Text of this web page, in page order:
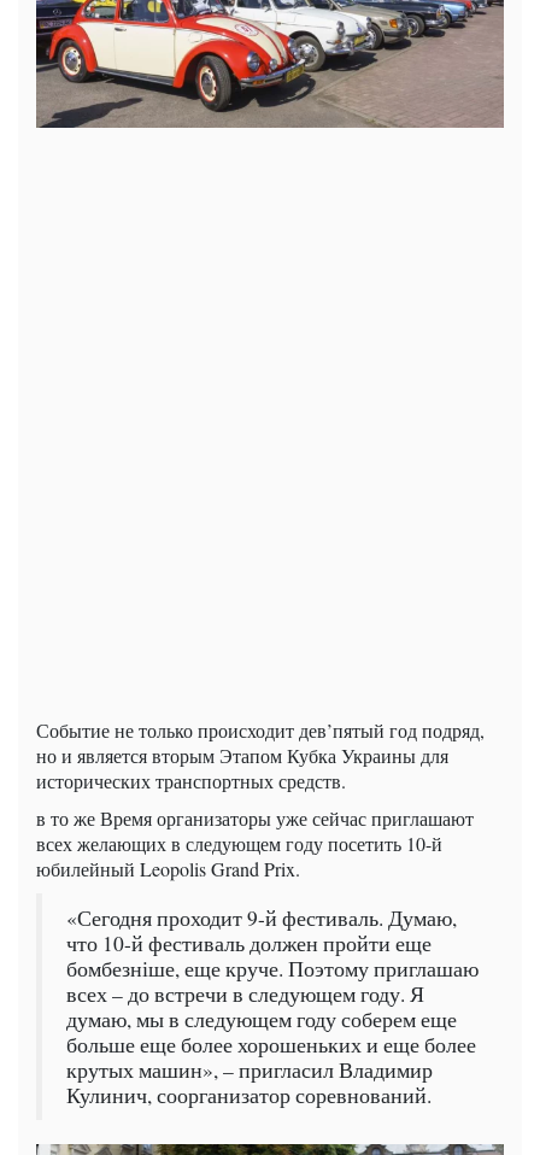
Событие не только происходит дев’пятый год подряд,
но и является вторым Этапом Кубка Украины для
исторических транспортных средств.
в то же Время организаторы уже сейчас приглашают
всех желающих в следующем году посетить 10-й
юбилейный Leopolis Grand Prix.
«Сегодня проходит 9-й фестиваль. Думаю,
что 10-й фестиваль должен пройти еще
бомбезніше, еще круче. Поэтому приглашаю
всех – до встречи в следующем году. Я
думаю, мы в следующем году соберем еще
больше еще более хорошеньких и еще более
крутых машин», – пригласил Владимир
Кулинич, соорганизатор соревнований.